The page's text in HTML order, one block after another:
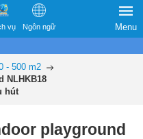
vụ Ngôn ngữ Menu
- 500 m2
NLHKB18
hút
playground